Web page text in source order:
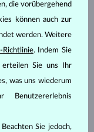
2 083 €
die vorübergehend
können auch zur
werden. Weitere
Richtlinie. Indem Sie
erteilen Sie uns Ihr
was uns wiederum
Sie jedoch,